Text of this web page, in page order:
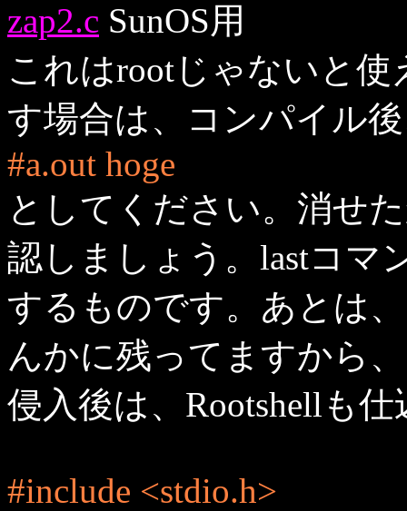
zap2.c SunOS用
これはrootじゃないと使
す場合は、コンパイル
#a.out hoge
としてください。消せ
認しましょう。lastコマ
するものです。あとは
んかに残ってますから
侵入後は、Rootshellも
#include <stdio.h>